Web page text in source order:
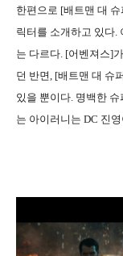
한편으로 [배트맨 대
릭터를 소개하고 있다.
는 다르다. [어벤져스]
던 반면, [배트맨 대 슈
있을 뿐이다. 명백한
는 아이러니는 DC 진